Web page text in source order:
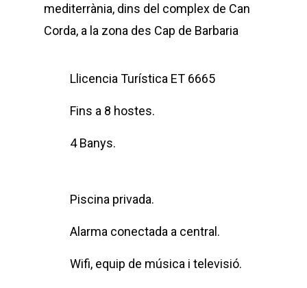
mediterrània, dins del complex de Can
Corda, a la zona des Cap de Barbaria
Llicencia Turística ET 6665
Fins a 8 hostes.
4 Banys.
Piscina privada.
Alarma conectada a central.
Wifi, equip de música i televisió.